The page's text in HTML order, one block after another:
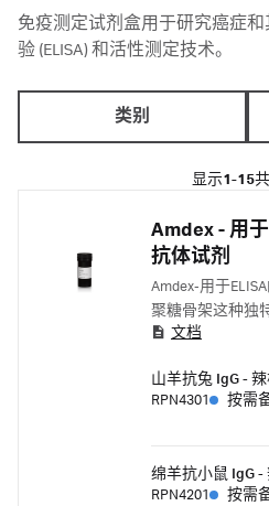
免疫测定试剂盒用于研究癌症
验 (ELISA) 和活性测定技术。
类别
显示1-15共
Amdex - 用
抗体试剂
Amdex-用于
聚糖骨架这种独
子（例如辣根过
文档
山羊抗兔 IgG -
RPN4301
按需
绵羊抗小鼠 IgG
RPN4201
按需